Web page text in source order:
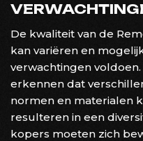
De kwaliteit van de
kan variëren en
verwachtingen
erkennen dat
normen en materialen
resulteren in een
kopers moeten zich